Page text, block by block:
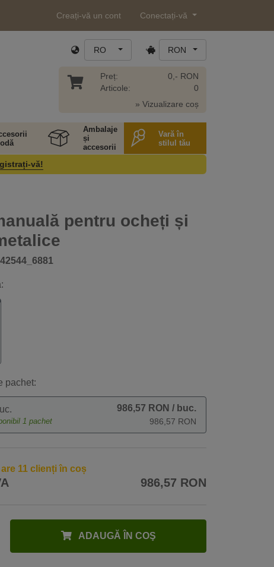
Creați-vă un cont Conectați-vă
RO RON
Preț:
Articole:
0,- RON
0
» Vizualizare coș
Ambalaje
și
accesorii
Vară în
stilul tău
vă!
pentru ocheți și
pachet:
1 pachet
986,57 RON / buc.
986,57 RON
11 clienți în coș
986,57 RON
ADAUGĂ ÎN COŞ